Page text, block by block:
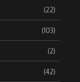
(22)
(103)
(2)
(42)